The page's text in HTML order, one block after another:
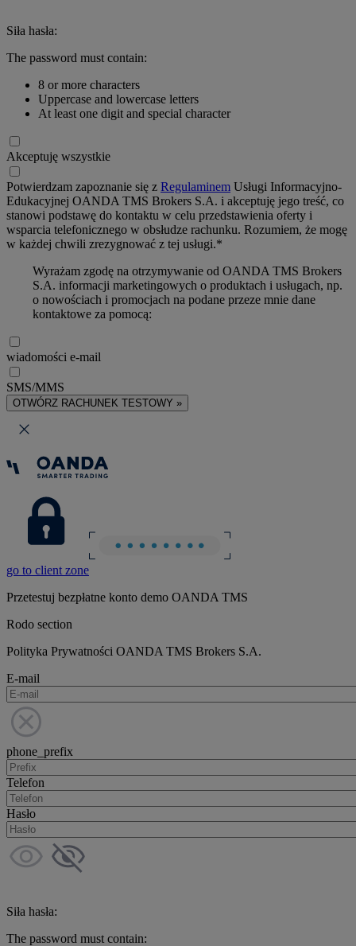
Siła hasła:
The password must contain:
8 or more characters
Uppercase and lowercase letters
At least one digit and special character
Akceptuję wszystkie
Potwierdzam zapoznanie się z Regulaminem Usługi Informacyjno-
Edukacyjnej OANDA TMS Brokers S.A. i akceptuję jego treść, co
stanowi podstawę do kontaktu w celu przedstawienia oferty i
wsparcia telefonicznego w obsłudze rachunku. Rozumiem, że mogę
w każdej chwili zrezygnować z tej usługi.*
Wyrażam zgodę na otrzymywanie od OANDA TMS Brokers
S.A. informacji marketingowych o produktach i usługach, np.
o nowościach i promocjach na podane przeze mnie dane
kontaktowe za pomocą:
wiadomości e-mail
SMS/MMS
OTWÓRZ RACHUNEK TESTOWY »
go to client zone
Przetestuj bezpłatne konto demo OANDA TMS
Rodo section
Polityka Prywatności OANDA TMS Brokers S.A.
E-mail
phone_prefix
Telefon
Hasło
Siła hasła:
The password must contain: